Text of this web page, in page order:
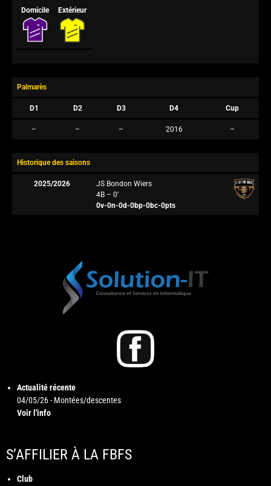
Domicile Extérieur
Palmarès
D1 D2 D3 D4 Cup
– – – 2016 –
Historique des saisons
2025/2026
JS Bondon Wiers
4B – 0′
0v-0n-0d-0bp-0bc-0pts
Actualité récente
04/05/26 - Montées/descentes
Voir l'info
S’AFFILIER À LA FBFS
Club